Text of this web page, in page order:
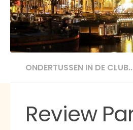
ONDERTUSSEN IN DE
Review